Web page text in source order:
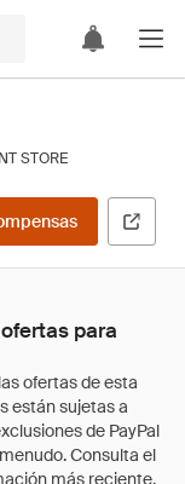
STORE
para